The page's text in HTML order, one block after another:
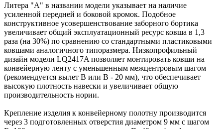
Литера "А" в названии модели указывает на наличие
усиленной передней и боковой кромок. Подобное
конструктивное усовершенствование заборного бортика
увеличивает общий эксплуатационный ресурс ковша в 1,3
раза (на 30%) по сравнению со стандартными пластиковыми
ковшами аналогичного типоразмера. Низкопрофильный
дизайн модели LQ2417A позволяет монтировать ковши на
конвейерную ленту с уменьшенным межцентровым шагом
(рекомендуется вылет B или B - 20 мм), что обеспечивает
высокую плотность навески и увеличивает общую
производительность нории.
Крепление изделия к конвейерному полотну производится
через 3 подготовленных отверстия диаметром 9 мм с шагом